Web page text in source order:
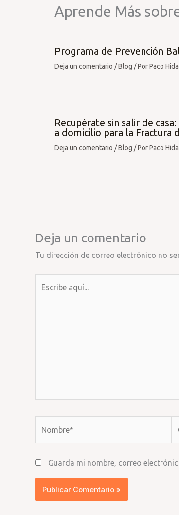
Aprende Más
Programa de Prevención
Deja un comentario /Blog / PorPaco
Recupérate sin salir de
a domicilio para la Fractura
Deja un comentario /Blog / PorPaco
Deja un comentario
Tu dirección de correo electrónico no
Guarda mi nombre, correo